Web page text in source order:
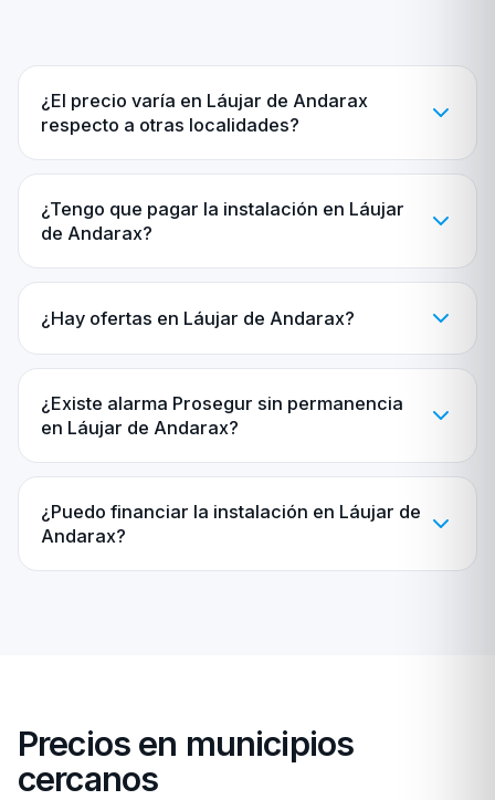
¿El precio varía en Láujar de Andarax
respecto a otras localidades?
¿Tengo que pagar la instalación en Láujar
de Andarax?
¿Hay ofertas en Láujar de Andarax?
¿Existe alarma Prosegur sin permanencia
en Láujar de Andarax?
¿Puedo financiar la instalación en Láujar de
Andarax?
Precios en municipios
cercanos